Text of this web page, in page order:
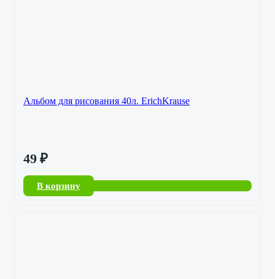
Альбом для рисования 40л. ErichKrause
49 ₽
В корзину